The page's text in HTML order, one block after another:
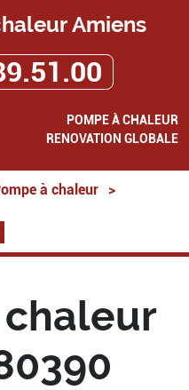
Amiens
POMPE À CHALEUR
RENOVATION GLOBALE
à chaleur
>
chaleur